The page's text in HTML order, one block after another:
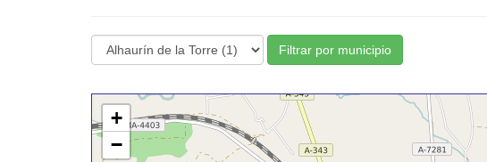
Filtrar por municipio
+
−